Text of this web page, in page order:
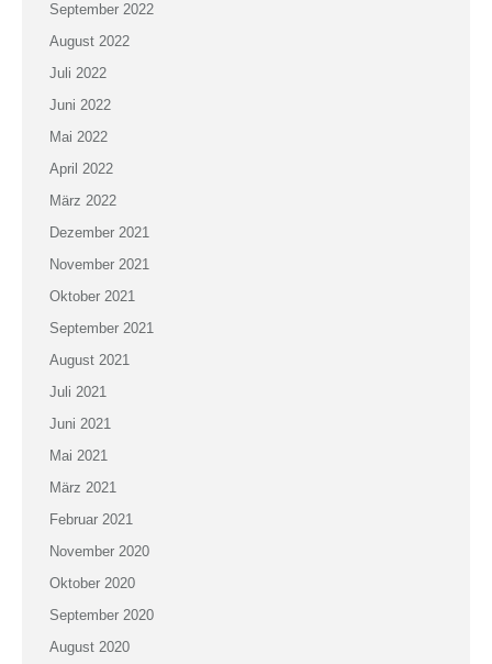
September 2022
August 2022
Juli 2022
Juni 2022
Mai 2022
April 2022
März 2022
Dezember 2021
November 2021
Oktober 2021
September 2021
August 2021
Juli 2021
Juni 2021
Mai 2021
März 2021
Februar 2021
November 2020
Oktober 2020
September 2020
August 2020